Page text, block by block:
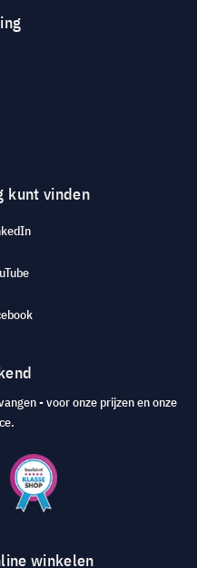
kunt vinden
- voor onze prijzen en onze
winkelen